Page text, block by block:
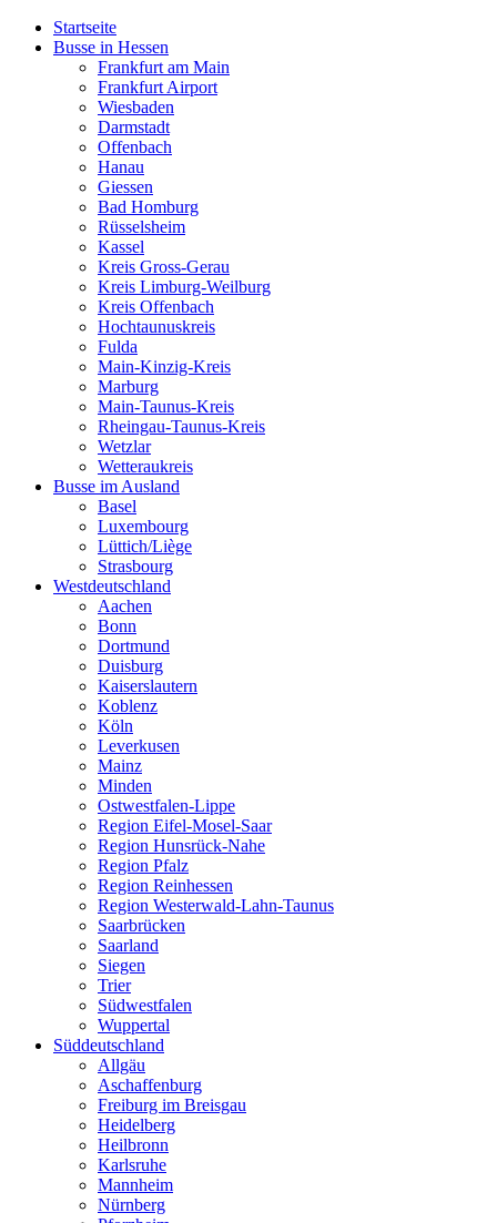
Startseite
Busse in Hessen
Frankfurt am Main
Frankfurt Airport
Wiesbaden
Darmstadt
Offenbach
Hanau
Giessen
Bad Homburg
Rüsselsheim
Kassel
Kreis Gross-Gerau
Kreis Limburg-Weilburg
Kreis Offenbach
Hochtaunuskreis
Fulda
Main-Kinzig-Kreis
Marburg
Main-Taunus-Kreis
Rheingau-Taunus-Kreis
Wetzlar
Wetteraukreis
Busse im Ausland
Basel
Luxembourg
Lüttich/Liège
Strasbourg
Westdeutschland
Aachen
Bonn
Dortmund
Duisburg
Kaiserslautern
Koblenz
Köln
Leverkusen
Mainz
Minden
Ostwestfalen-Lippe
Region Eifel-Mosel-Saar
Region Hunsrück-Nahe
Region Pfalz
Region Reinhessen
Region Westerwald-Lahn-Taunus
Saarbrücken
Saarland
Siegen
Trier
Südwestfalen
Wuppertal
Süddeutschland
Allgäu
Aschaffenburg
Freiburg im Breisgau
Heidelberg
Heilbronn
Karlsruhe
Mannheim
Nürnberg